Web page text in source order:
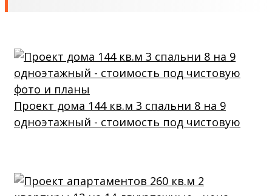
Проект дома 144 кв.м 3 спальни 8 на 9
одноэтажный - стоимость под чистовую